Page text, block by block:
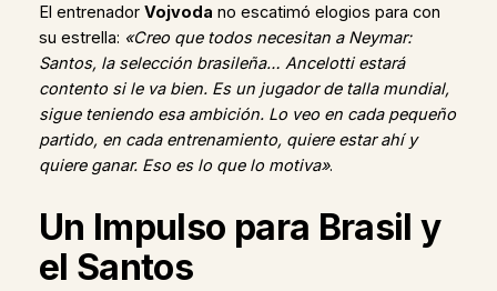
El entrenador Vojvoda no escatimó elogios para con
su estrella: «Creo que todos necesitan a Neymar:
Santos, la selección brasileña… Ancelotti estará
contento si le va bien. Es un jugador de talla mundial,
sigue teniendo esa ambición. Lo veo en cada pequeño
partido, en cada entrenamiento, quiere estar ahí y
quiere ganar. Eso es lo que lo motiva».
Un Impulso para Brasil y
el Santos